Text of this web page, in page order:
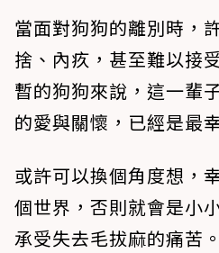
當面對狗狗的離別時，
捨、內疚，甚至難以接
暫的狗狗來說，這一輩
的愛與關懷，已經是最
或許可以換個角度想，
個世界，否則就會是小
承受失去毛拔麻的痛苦